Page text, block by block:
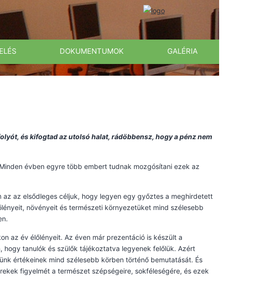
DOKUMENTUMOK GALÉRIA
és kifogtad az utolsó halat, rádöbbensz, hogy a pénz nem
évben egyre több embert tudnak mozgósítani ezek az
az elsődleges céljuk, hogy legyen egy győztes a meghirdetett
növényeit és természeti környezetüket mind szélesebb
az év élőlényeit. Az éven már prezentáció is készült a
tanulók és szülők tájékoztatva legyenek felőlük. Azért
értékeinek mind szélesebb körben történő bemutatását. És
figyelmét a természet szépségeire, sokféleségére, és ezek